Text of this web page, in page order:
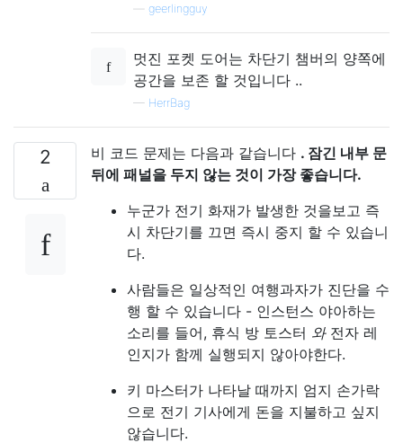
geerlingguy
멋진 포켓 도어는 차단기 챔버의 양쪽에
공간을 보존 할 것입니다 ..
— HerrBag
2 비 코드 문제는 다음과 같습니다 . 잠긴 내부 문
뒤에 패널을 두지 않는 것이 가장 좋습니다.
누군가 전기 화재가 발생한 것을보고 즉
시 차단기를 끄면 즉시 중지 할 수 있습니
다.
사람들은 일상적인 여행과자가 진단을 수
행 할 수 있습니다 - 인스턴스 야아하는
소리를 들어, 휴식 방 토스터 와전자 레
인지가 함께 실행되지 않아야한다.
키 마스터가 나타날 때까지 엄지 손가락
으로 전기 기사에게 돈을 지불하고 싶지
않습니다.